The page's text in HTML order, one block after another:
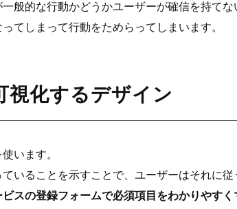
般的な行動かどうかユーザーが確信を持てな
てしまって行動をためらってしまいます。
視化するデザイン
使います。
いることを示すことで、ユーザーはそれに従
ビスの登録フォームで必須項目をわかりやす